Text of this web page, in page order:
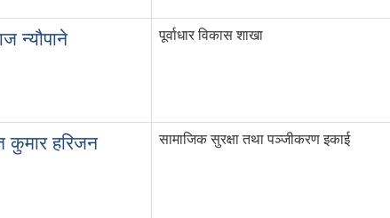
न्यौपाने पूर्वाधार विकास शाखा
कुमार हरिजन सामाजिक सुरक्षा तथा पञ्जीकरण इकाई